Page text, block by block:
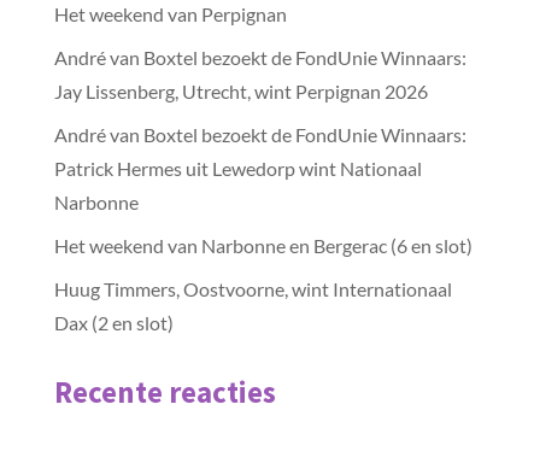
Het weekend van Perpignan
André van Boxtel bezoekt de FondUnie Winnaars:
Jay Lissenberg, Utrecht, wint Perpignan 2026
André van Boxtel bezoekt de FondUnie Winnaars:
Patrick Hermes uit Lewedorp wint Nationaal
Narbonne
Het weekend van Narbonne en Bergerac (6 en slot)
Huug Timmers, Oostvoorne, wint Internationaal
Dax (2 en slot)
Recente reacties